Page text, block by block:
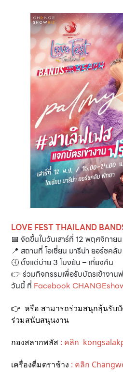
LOVE FEST THAILAND
📅 จัดขึ้นในวันเสาร์ที่ 12 พฤศจิกาย
📍 สถานที่ โอเชี่ยน มารีน่า ยอร์ชคลั
🕕 ตั้งแต่บ่าย 3 โมงยัน – เที่ยงคืน
👉 ร่วมกิจกรรมเพื่อรับบัตรเข้างาน
วันนี้ ที่ Facebook
👉 หรือ สามารถร่วมสนุกลุ้นรับบั
ร่วมสนับสนุนงาน
กองสลากพลัส : คลิก
เครื่องดื่มตราช้าง : คลิก